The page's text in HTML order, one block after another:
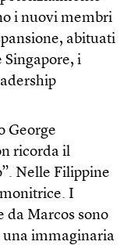
i nuovi membri
abituati
Singapore, i
George
ricorda il
Nelle Filippine
I
da Marcos sono
una immaginaria